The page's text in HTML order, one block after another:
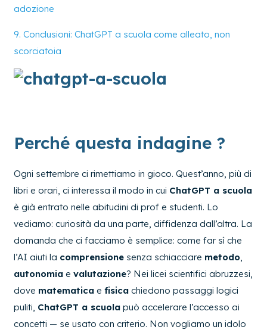
adozione
9. Conclusioni: ChatGPT a scuola come alleato, non
scorciatoia
Perché questa indagine ?
Ogni settembre ci rimettiamo in gioco. Quest’anno, più di
libri e orari, ci interessa il modo in cui ChatGPT a scuola
è già entrato nelle abitudini di prof e studenti. Lo
vediamo: curiosità da una parte, diffidenza dall’altra. La
domanda che ci facciamo è semplice: come far sì che
l’AI aiuti la comprensionesenza schiacciare metodo,
autonomiae valutazione? Nei licei scientifici abruzzesi,
dove matematicae fisicachiedono passaggi logici
puliti, ChatGPT a scuolapuò accelerare l’accesso ai
concetti — se usato con criterio. Non vogliamo un idolo